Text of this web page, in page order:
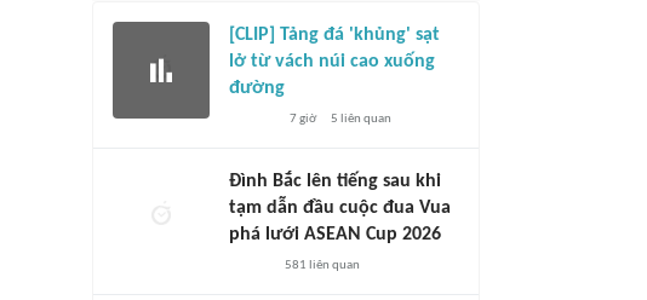
[CLIP] Tảng đá 'khủng' sạt
lở từ vách núi cao xuống
đường
7 giờ 5 liên quan
Đình Bắc lên tiếng sau khi
tạm dẫn đầu cuộc đua Vua
phá lưới ASEAN Cup 2026
581 liên quan